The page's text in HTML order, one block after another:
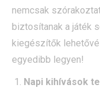
nemcsak
biztosítanak a játék
kiegészítők
egyedibb legyen!
Napi kihívások